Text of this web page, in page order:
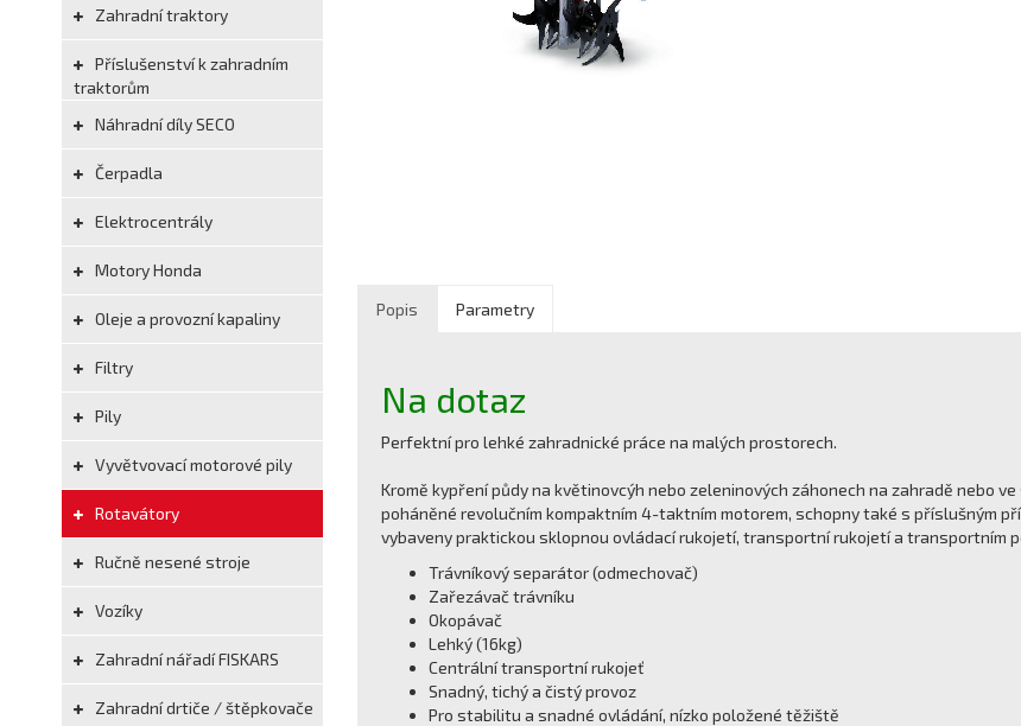
Zahradní traktory
Příslušenství k zahradním
traktorům
Náhradní díly SECO
Čerpadla
Elektrocentrály
Motory Honda
Oleje a provozní kapaliny
Filtry
Pily
Vyvětvovací motorové pily
Rotavátory
Ručně nesené stroje
Vozíky
Zahradní nářadí FISKARS
Zahradní drtiče / štěpkovače
Popis Parametry
Na dotaz
Perfektní pro lehké zahradnické práce na malých prostorech.
Kromě kypření půdy na květinovcýh nebo zeleninových záhonech na zahradě nebo
poháněné revolučním kompaktním 4-taktním motorem, schopny také s příslušným
vybaveny praktickou sklopnou ovládací rukojetí, transportní rukojetí a transportním
Trávníkový separátor (odmechovač)
Zařezávač trávníku
Okopávač
Lehký (16kg)
Centrální transportní rukojeť
Snadný, tichý a čistý provoz
Pro stabilitu a snadné ovládání, nízko položené těžiště